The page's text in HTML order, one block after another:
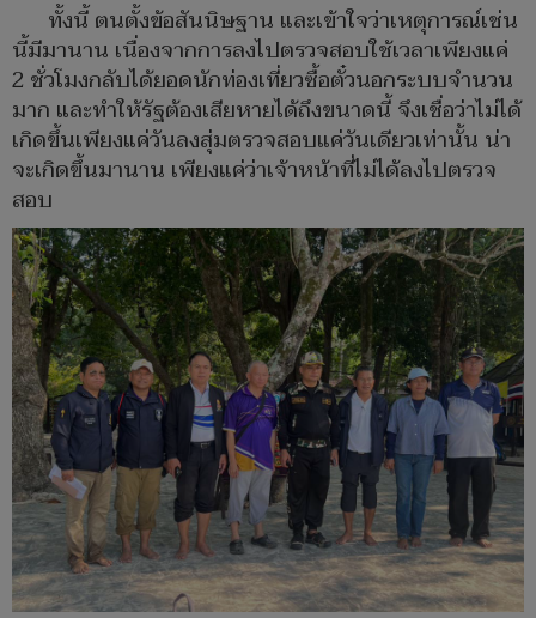
ทั้งนี้ ตนตั้งข้อสันนิษฐาน และเข้าใจว่าเหตุการณ์เช่น
นี้มีมานาน เนื่องจากการลงไปตรวจสอบใช้เวลาเพียงแค่
2 ชั่วโมงกลับได้ยอดนักท่องเที่ยวซื้อตั๋วนอกระบบจำนวน
มาก และทำให้รัฐต้องเสียหายได้ถึงขนาดนี้ จึงเชื่อว่าไม่ได้
เกิดขึ้นเพียงแค่วันลงสุ่มตรวจสอบแค่วันเดียวเท่านั้น น่า
จะเกิดขึ้นมานาน เพียงแค่ว่าเจ้าหน้าที่ไม่ได้ลงไปตรวจ
สอบ